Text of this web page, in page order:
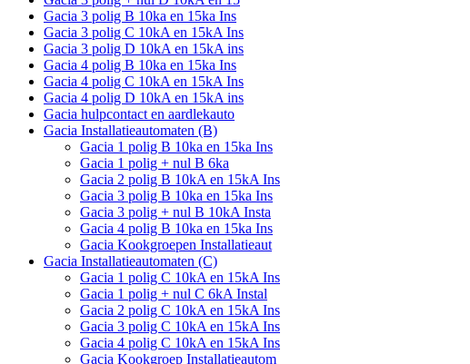
Gacia 3 polig B 10ka en 15ka Ins
Gacia 3 polig C 10kA en 15kA Ins
Gacia 3 polig D 10kA en 15kA ins
Gacia 4 polig B 10ka en 15ka Ins
Gacia 4 polig C 10kA en 15kA Ins
Gacia 4 polig D 10kA en 15kA ins
Gacia hulpcontact en aardlekauto
Gacia Installatieautomaten (B)
Gacia 1 polig B 10ka en 15ka Ins
Gacia 1 polig + nul B 6ka
Gacia 2 polig B 10kA en 15kA Ins
Gacia 3 polig B 10ka en 15ka Ins
Gacia 3 polig + nul B 10kA Insta
Gacia 4 polig B 10ka en 15ka Ins
Gacia Kookgroepen Installatieaut
Gacia Installatieautomaten (C)
Gacia 1 polig C 10kA en 15kA Ins
Gacia 1 polig + nul C 6kA Instal
Gacia 2 polig C 10kA en 15kA Ins
Gacia 3 polig C 10kA en 15kA Ins
Gacia 4 polig C 10kA en 15kA Ins
Gacia Kookgroep Installatieautom